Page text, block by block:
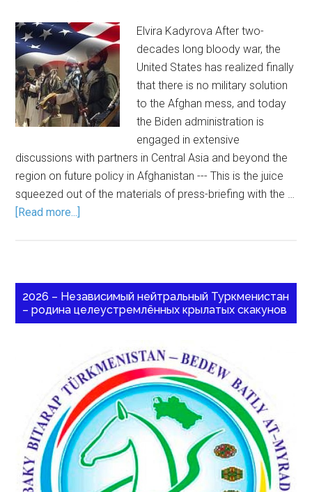
Elvira Kadyrova After two-
decades long bloody war, the
United States has realized finally
that there is no military solution
to the Afghan mess, and today
the Biden administration is
engaged in extensive
discussions with partners in Central Asia and beyond the
region on future policy in Afghanistan --- This is the juice
squeezed out of the materials of press-briefing with the …
[Read more...]
2026 – Независимый нейтральный Туркменистан
– родина целеустремлённых крылатых скакунов